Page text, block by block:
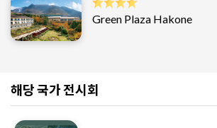
Green Plaza Hakone
해당 국가 전시회